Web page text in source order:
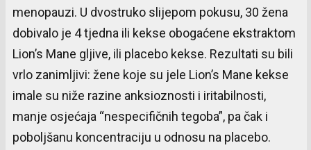
menopauzi. U dvostruko slijepom pokusu, 30 žena
dobivalo je 4 tjedna ili kekse obogaćene ekstraktom
Lion’s Mane gljive, ili placebo kekse. Rezultati su bili
vrlo zanimljivi: žene koje su jele Lion’s Mane kekse
imale su niže razine anksioznosti i iritabilnosti,
manje osjećaja “nespecifičnih tegoba”, pa čak i
poboljšanu koncentraciju u odnosu na placebo.